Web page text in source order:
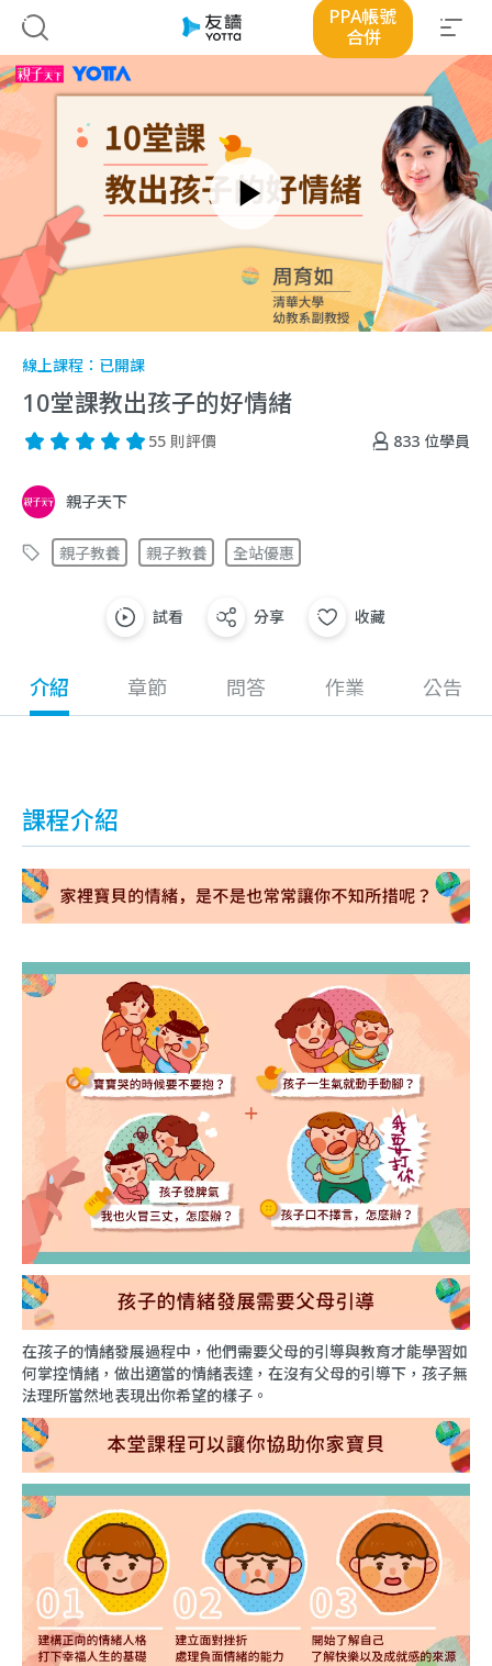
PPA帳號
合併
線上課程： 已開課
10堂課教出孩子的好情緒
833 位學員
55 則評價
親子天下
親子教養 親子教養 全站優惠
試看 分享 收藏
介紹 章節 問答 作業 公告
課程介紹
在孩子的情緒發展過程中，他們需要父母的引導與教育才能學習如
何掌控情緒，做出適當的情緒表達，在沒有父母的引導下，孩子無
法理所當然地表現出你希望的樣子。